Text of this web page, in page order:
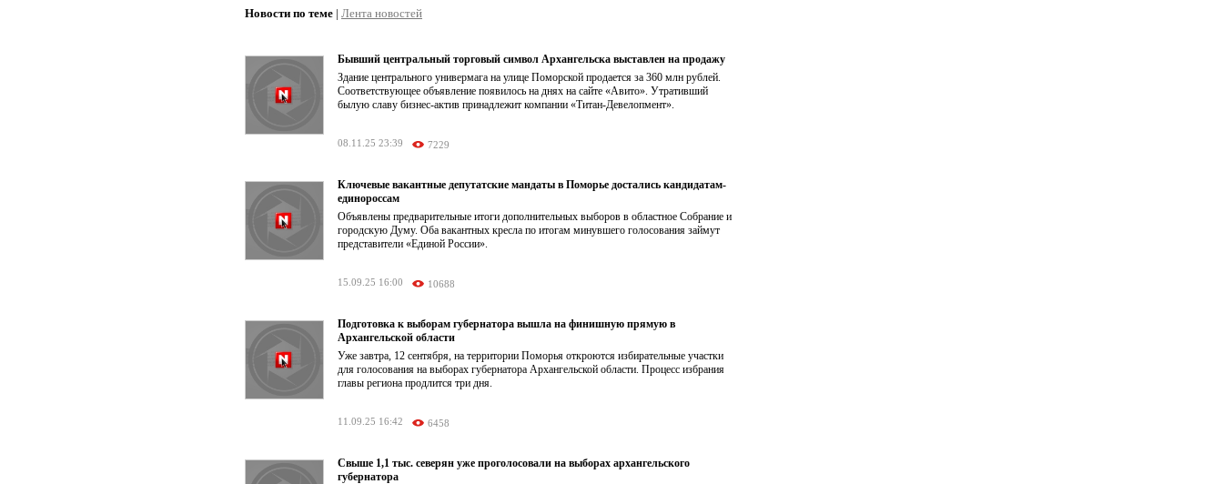
Новости по теме | Лента новостей
Бывший центральный торговый символ Архангельска выставлен на продажу
Здание центрального универмага на улице Поморской продается за 360 млн рублей.
Соответствующее объявление появилось на днях на сайте «Авито». Утративший
былую славу бизнес-актив принадлежит компании «Титан-Девелопмент».
08.11.25 23:39 7229
Ключевые вакантные депутатские мандаты в Поморье достались кандидатам-
единороссам
Объявлены предварительные итоги дополнительных выборов в областное Собрание и
городскую Думу. Оба вакантных кресла по итогам минувшего голосования займут
представители «Единой России».
15.09.25 16:00 10688
Подготовка к выборам губернатора вышла на финишную прямую в
Архангельской области
Уже завтра, 12 сентября, на территории Поморья откроются избирательные участки
для голосования на выборах губернатора Архангельской области. Процесс избрания
главы региона продлится три дня.
11.09.25 16:42 6458
Свыше 1,1 тыс. северян уже проголосовали на выборах архангельского
губернатора